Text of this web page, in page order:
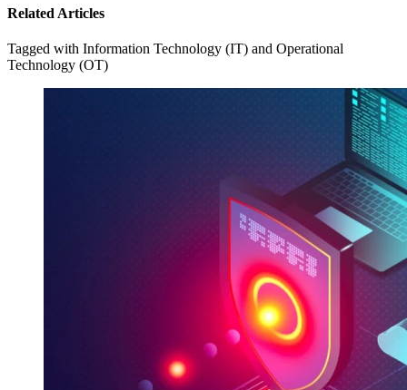
Related Articles
Tagged with Information Technology (IT) and Operational
Technology (OT)